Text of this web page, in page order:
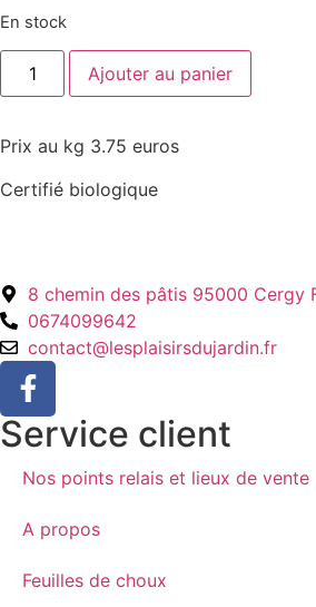
En stock
Ajouter au panier
Prix au kg 3.75 euros
Certifié biologique
8 chemin des pâtis 95000 Cergy
0674099642
contact@lesplaisirsdujardin.fr
Service client
Nos points relais et lieux de vente
A propos
Feuilles de choux